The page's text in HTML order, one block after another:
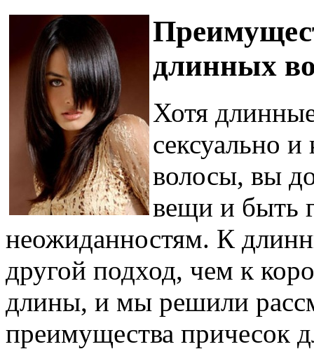
длинных
Хотя
сексуально
волосы, вы
вещи и быть
неожиданностям. К
другой подход, чем к
длины, и мы решили
преимущества причесок